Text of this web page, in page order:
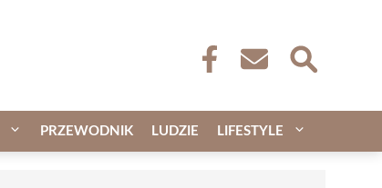
PRZEWODNIK LUDZIE LIFESTYLE